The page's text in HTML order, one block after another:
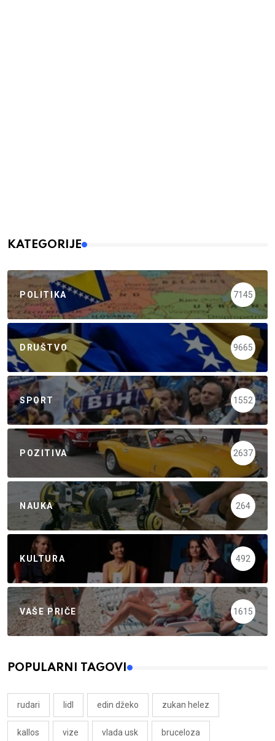
KATEGORIJE
POLITIKA 7145
DRUŠTVO 9665
SPORT 1552
POZITIVA 2637
NAUKA 264
KULTURA 492
VAŠE PRIČE 1615
POPULARNI TAGOVI
rudari lidl edin džeko zukan helez
kallos vize vlada usk bruceloza